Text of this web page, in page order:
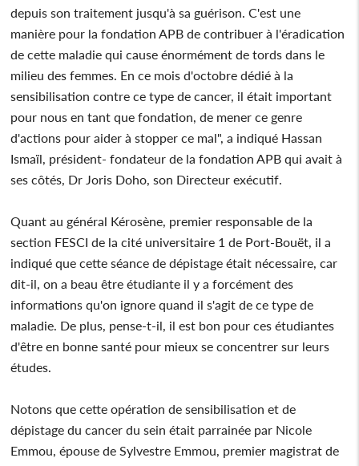
depuis son traitement jusqu'à sa guérison. C'est une
manière pour la fondation APB de contribuer à l'éradication
de cette maladie qui cause énormément de tords dans le
milieu des femmes. En ce mois d'octobre dédié à la
sensibilisation contre ce type de cancer, il était important
pour nous en tant que fondation, de mener ce genre
d'actions pour aider à stopper ce mal", a indiqué Hassan
Ismaïl, président- fondateur de la fondation APB qui avait à
ses côtés, Dr Joris Doho, son Directeur exécutif.
Quant au général Kérosène, premier responsable de la
section FESCI de la cité universitaire 1 de Port-Bouët, il a
indiqué que cette séance de dépistage était nécessaire, car
dit-il, on a beau être étudiante il y a forcément des
informations qu'on ignore quand il s'agit de ce type de
maladie. De plus, pense-t-il, il est bon pour ces étudiantes
d'être en bonne santé pour mieux se concentrer sur leurs
études.
Notons que cette opération de sensibilisation et de
dépistage du cancer du sein était parrainée par Nicole
Emmou, épouse de Sylvestre Emmou, premier magistrat de